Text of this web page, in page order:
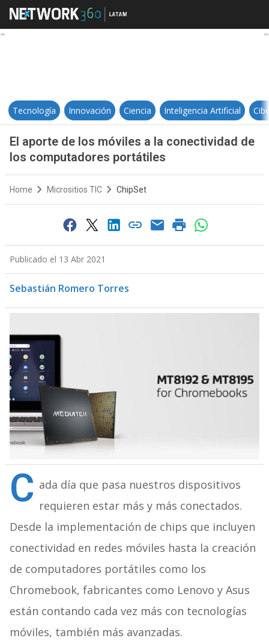
El aporte de los móviles a la
Tecnología Innovación Ciencia Inteligencia Artificial
El aporte de los móviles a la conectividad de
los computadores portátiles
Home Micrositios TIC ChipSet
Publicado el 13 Abr 2021
Sebastián Romero Torres
C ada día que pasa nuestros dispositivos
requieren estar más y más conectados.
Desde la implementación de chips que incluyen
conectividad en redes móviles hasta la creación
de computadores portátiles como los
Chromebook, fabricantes como Lenovo y Asus
están contando cada vez más con tecnologías
móviles, también más avanzadas.